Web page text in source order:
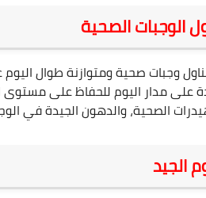
الوجبات الصحية
وجبات صحية ومتوازنة طوال
على مدار اليوم للحفاظ على
الصحية، والدهون الجيدة في
الجيد